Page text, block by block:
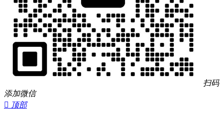
扫码
添加微信
 顶部